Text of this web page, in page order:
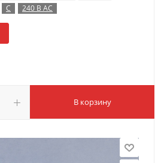
C 240 В AC
В корзину